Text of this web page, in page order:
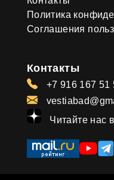
Политика
Соглашения
Контакты
+7 916 167 51
Читайте нас